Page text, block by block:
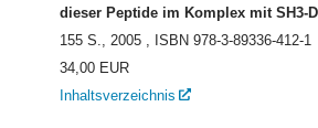
dieser Peptide im Komplex mit SH3-
155 S., 2005
, ISBN 978-3-89336-412-1
34,00 EUR
Inhaltsverzeichnis